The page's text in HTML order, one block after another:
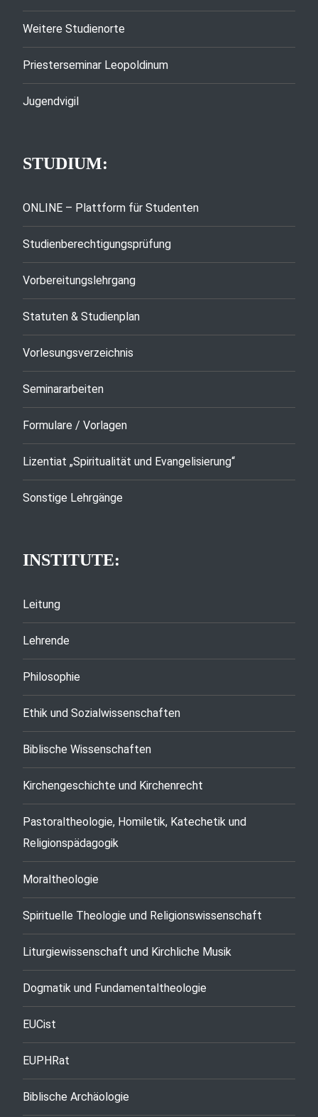
Weitere Studienorte
Priesterseminar Leopoldinum
Jugendvigil
STUDIUM:
ONLINE – Plattform für Studenten
Studienberechtigungsprüfung
Vorbereitungslehrgang
Statuten & Studienplan
Vorlesungsverzeichnis
Seminararbeiten
Formulare / Vorlagen
Lizentiat „Spiritualität und Evangelisierung“
Sonstige Lehrgänge
INSTITUTE:
Leitung
Lehrende
Philosophie
Ethik und Sozialwissenschaften
Biblische Wissenschaften
Kirchengeschichte und Kirchenrecht
Pastoraltheologie, Homiletik, Katechetik und
Religionspädagogik
Moraltheologie
Spirituelle Theologie und Religionswissenschaft
Liturgiewissenschaft und Kirchliche Musik
Dogmatik und Fundamentaltheologie
EUCist
EUPHRat
Biblische Archäologie